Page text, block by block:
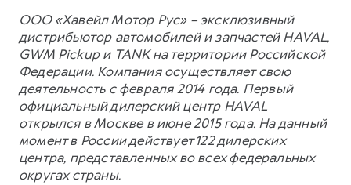
ООО «Хавейл Мотор Рус» – эксклюзивный
дистрибьютор автомобилей и запчастей HAVAL,
GWM Pickup и TANK на территории Российской
Федерации. Компания осуществляет свою
деятельность с февраля 2014 года. Первый
официальный дилерский центр HAVAL
открылся в Москве в июне 2015 года. На данный
момент в России действует 122 дилерских
центра, представленных во всех федеральных
округах страны.